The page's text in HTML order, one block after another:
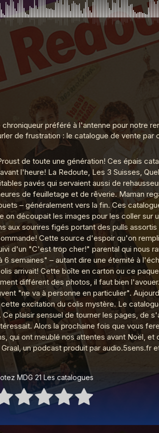
préféré à l'antenne pour notre
de frustration : le catalogue de vente par
de toute une génération! Ces épais
l'heure! La Redoute, Les 3 Suisses,
pavés qui servaient aussi de
de feuilletage et de rêverie. Maman
– généralement vers la fin. Ces
découpait les images pour les coller
aux sourires figés portant des pulls
Cette source d'espoir qu'on
d'un "C'est trop cher!" parental qui nous
semaines" – autant dire une éternité à
arrivait! Cette boîte en carton ou ce
différent des photos, il faut bien
"ne va à personne en particulier".
excitation du colis mystère. Le
plaisir sensuel de tourner les pages, de
Alors la prochaine fois que vous
qui ont meublé nos attentes avant Noël, et
un podcast produit par audio.5sens.fr
MDG 21 Les catalogues